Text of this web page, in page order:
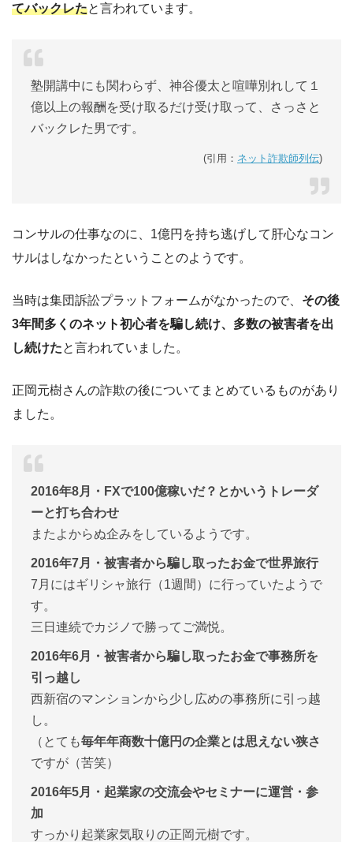
てバックレたと言われています。
塾開講中にも関わらず、神谷優太と喧嘩別れして１
億以上の報酬を受け取るだけ受け取って、さっさと
バックレた男です。
(引用： ネット詐欺師列伝)
コンサルの仕事なのに、1億円を持ち逃げして肝心なコン
サルはしなかったということのようです。
当時は集団訴訟プラットフォームがなかったので、 その後
3年間多くのネット初心者を騙し続け、多数の被害者を出
し続けたと言われていました。
正岡元樹さんの詐欺の後についてまとめているものがあり
ました。
2016年8月・FXで100億稼いだ？とかいうトレーダ
ーと打ち合わせ
またよからぬ企みをしているようです。
2016年7月・被害者から騙し取ったお金で世界旅行
7月にはギリシャ旅行（1週間）に行っていたようで
す。
三日連続でカジノで勝ってご満悦。
2016年6月・被害者から騙し取ったお金で事務所を
引っ越し
西新宿のマンションから少し広めの事務所に引っ越
し。
（とても毎年年商数十億円の企業とは思えない狭さ
ですが（苦笑）
2016年5月・起業家の交流会やセミナーに運営・参
加
すっかり起業家気取りの正岡元樹です。